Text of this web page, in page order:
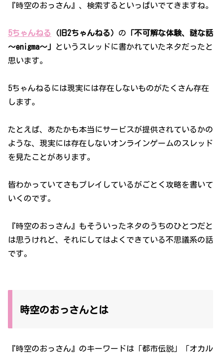
『時空のおっさん』、検索するといっぱいでてきますね。
5ちゃんねる （旧2ちゃんねる） の 「不可解な体験、謎な話
～enigma～」
というスレッドに書かれていたネタだったと
思います。
5ちゃんねるには現実には存在しないものがたくさん存在
します。
たとえば、あたかも本当にサービスが提供されているかの
ような、現実には存在しないオンラインゲームのスレッド
を見たことがあります。
皆わかっていてさもプレイしているがごとく攻略を書いて
いくのです。
『時空のおっさん』もそういったネタのうちのひとつだと
は思うけれど、それにしてはよくできている不思議系の話
です。
時空のおっさんとは
『時空のおっさん』のキーワードは「都市伝説」「オカル